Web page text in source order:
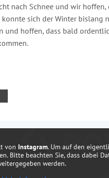
nach Schnee und wir
konnte sich der Winter bislang
und hoffen, dass bald
von Instagram. Um auf den
Bitte beachten Sie, dass dabei
werden.